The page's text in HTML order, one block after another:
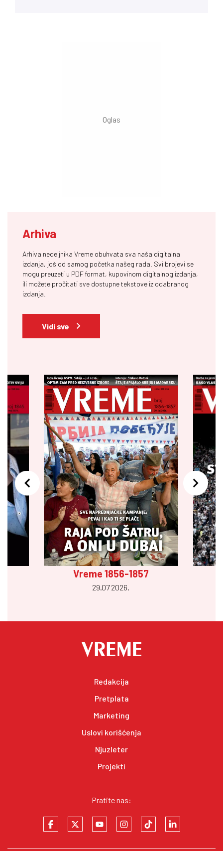
Arhiva
Arhiva nedeljnika Vreme obuhvata sva naša digitalna
izdanja, još od samog početka našeg rada. Svi brojevi se
mogu preuzeti u PDF format, kupovinom digitalnog izdanja,
ili možete pročitati sve dostupne tekstove iz odabranog
izdanja.
Vidi sve
Vreme 1856-1857
29.07 2026.
Redakcija
Pretplata
Marketing
Uslovi korišćenja
Njuzleter
Projekti
Pratite nas: